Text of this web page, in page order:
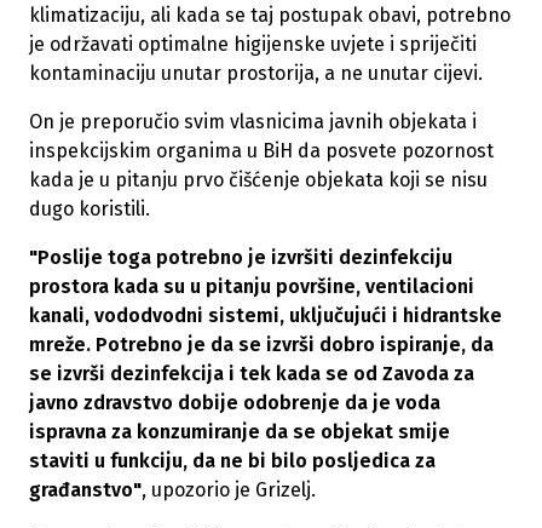
klimatizaciju, ali kada se taj postupak obavi, potrebno
je održavati optimalne higijenske uvjete i spriječiti
kontaminaciju unutar prostorija, a ne unutar cijevi.
On je preporučio svim vlasnicima javnih objekata i
inspekcijskim organima u BiH da posvete pozornost
kada je u pitanju prvo čišćenje objekata koji se nisu
dugo koristili.
"Poslije toga potrebno je izvršiti dezinfekciju
prostora kada su u pitanju površine, ventilacioni
kanali, vododvodni sistemi, uključujući i hidrantske
mreže. Potrebno je da se izvrši dobro ispiranje, da
se izvrši dezinfekcija i tek kada se od Zavoda za
javno zdravstvo dobije odobrenje da je voda
ispravna za konzumiranje da se objekat smije
staviti u funkciju, da ne bi bilo posljedica za
građanstvo", upozorio je Grizelj.